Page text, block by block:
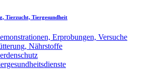
Tierzucht, Tiergesundheit
Erprobungen, Versuche
Nährstoffe